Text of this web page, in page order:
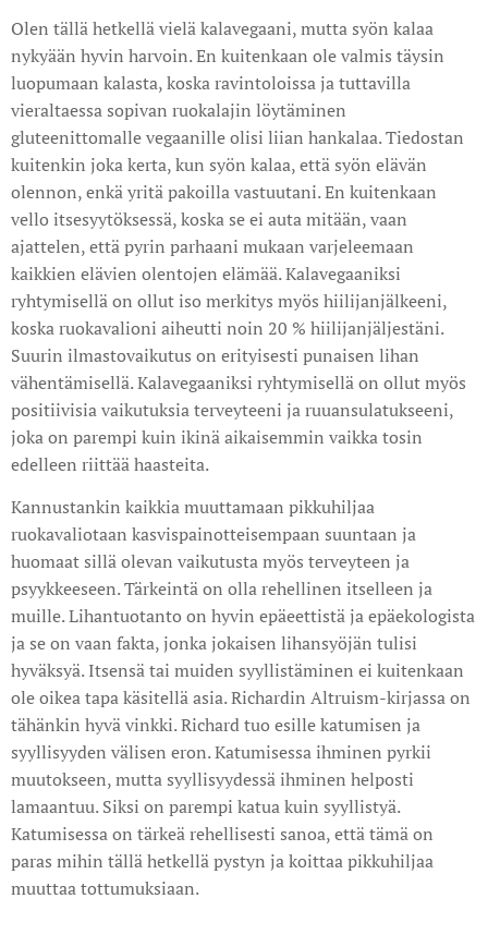
Olen tällä hetkellä vielä kalavegaani, mutta syön kalaa
nykyään hyvin harvoin. En kuitenkaan ole valmis täysin
luopumaan kalasta, koska ravintoloissa ja tuttavilla
vieraltaessa sopivan ruokalajin löytäminen
gluteenittomalle vegaanille olisi liian hankalaa. Tiedostan
kuitenkin joka kerta, kun syön kalaa, että syön elävän
olennon, enkä yritä pakoilla vastuutani. En kuitenkaan
vello itsesyytöksessä, koska se ei auta mitään, vaan
ajattelen, että pyrin parhaani mukaan varjeleemaan
kaikkien elävien olentojen elämää. Kalavegaaniksi
ryhtymisellä on ollut iso merkitys myös hiilijanjälkeeni,
koska ruokavalioni aiheutti noin 20 % hiilijanjäljestäni.
Suurin ilmastovaikutus on erityisesti punaisen lihan
vähentämisellä. Kalavegaaniksi ryhtymisellä on ollut myös
positiivisia vaikutuksia terveyteeni ja ruuansulatukseeni,
joka on parempi kuin ikinä aikaisemmin vaikka tosin
edelleen riittää haasteita.
Kannustankin kaikkia muuttamaan pikkuhiljaa
ruokavaliotaan kasvispainotteisempaan suuntaan ja
huomaat sillä olevan vaikutusta myös terveyteen ja
psyykkeeseen. Tärkeintä on olla rehellinen itselleen ja
muille. Lihantuotanto on hyvin epäeettistä ja epäekologista
ja se on vaan fakta, jonka jokaisen lihansyöjän tulisi
hyväksyä. Itsensä tai muiden syyllistäminen ei kuitenkaan
ole oikea tapa käsitellä asia. Richardin Altruism-kirjassa on
tähänkin hyvä vinkki. Richard tuo esille katumisen ja
syyllisyyden välisen eron. Katumisessa ihminen pyrkii
muutokseen, mutta syyllisyydessä ihminen helposti
lamaantuu. Siksi on parempi katua kuin syyllistyä.
Katumisessa on tärkeä rehellisesti sanoa, että tämä on
paras mihin tällä hetkellä pystyn ja koittaa pikkuhiljaa
muuttaa tottumuksiaan.